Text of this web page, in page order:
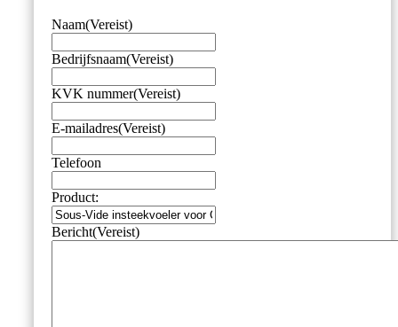
Naam(Vereist)
Bedrijfsnaam(Vereist)
KVK nummer(Vereist)
E-mailadres(Vereist)
Telefoon
Product:
Bericht(Vereist)